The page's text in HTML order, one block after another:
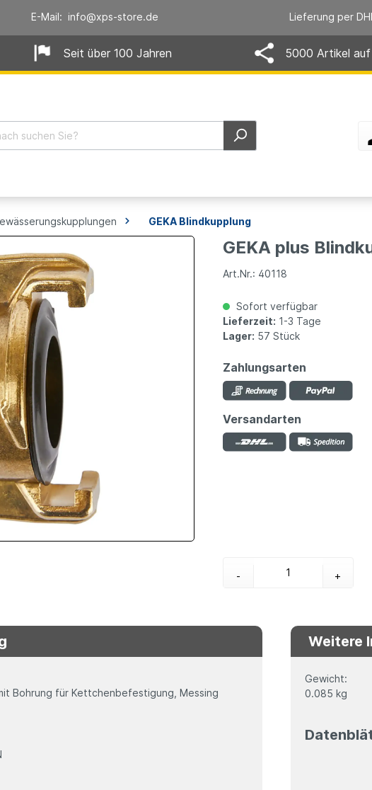
E-Mail: info@xps-store.de Lieferung per
Seit über 100 Jahren 5000 Artikel auf
GEKA Blindkupplung
GEKA plus
Art.Nr.: 40118
Sofort verfügbar
Lieferzeit: 1-3 Tage
Lager: 57 Stück
Zahlungsarten
Versandarten
- +
Bohrung für Kettchenbefestigung, Messing
Weitere
Gewicht:
0.085 kg